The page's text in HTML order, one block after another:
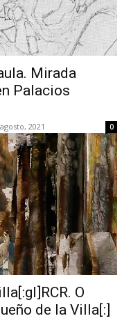
Mirada
Palacios
2021 0
O
de la Villa[:]